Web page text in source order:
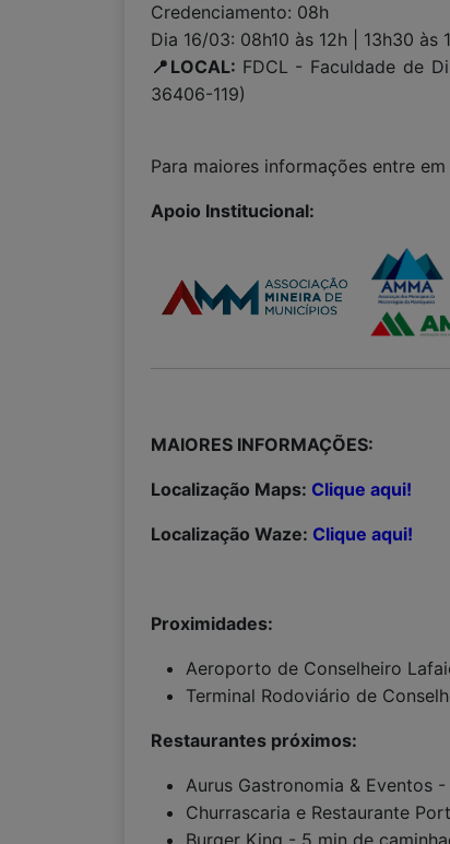
Credenciamento: 08h
Dia 16/03: 08h10 às 12h | 13h30 às
📍LOCAL: FDCL - Faculdade de
36406-119)
Para maiores informações entre em
Apoio Institucional:
MAIORES INFORMAÇÕES:
Localização Maps: Clique aqui!
Localização Waze: Clique aqui!
Proximidades:
Aeroporto de Conselheiro
Terminal Rodoviário de
Restaurantes próximos:
Aurus Gastronomia & Eventos
Churrascaria e Restaurante
Burger King - 5 min de